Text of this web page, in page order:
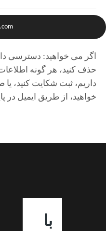
اگر می خواهید: دسترسی
حذف کنید، هر گونه
داریم، ثبت شکایت کنید،
خواهید، از طریق ایمیل در
با